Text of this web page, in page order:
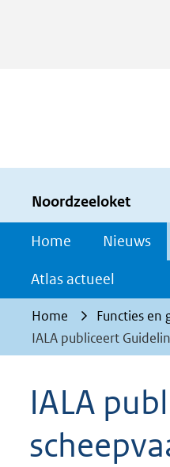
van
cookies
op
deze
website
worden
toegestaan
Noordzeeloket
Home Nieuws
Atlas actueel
Home Functies en
IALA publiceert
IALA